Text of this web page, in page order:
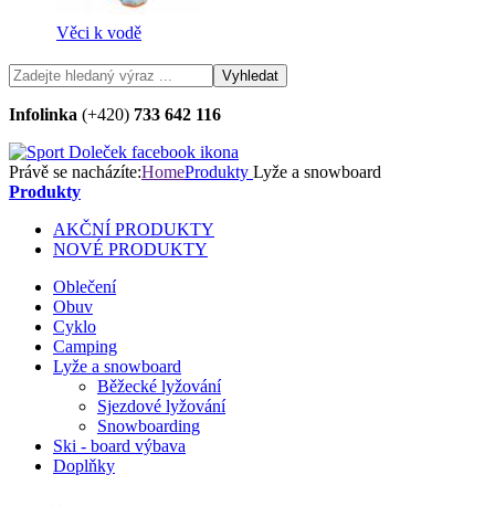
Věci k vodě
Infolinka (+420) 733 642 116
Právě se nacházíte:HomeProdukty Lyže a snowboard
Produkty
AKČNÍ PRODUKTY
NOVÉ PRODUKTY
Oblečení
Obuv
Cyklo
Camping
Lyže a snowboard
Běžecké lyžování
Sjezdové lyžování
Snowboarding
Ski - board výbava
Doplňky